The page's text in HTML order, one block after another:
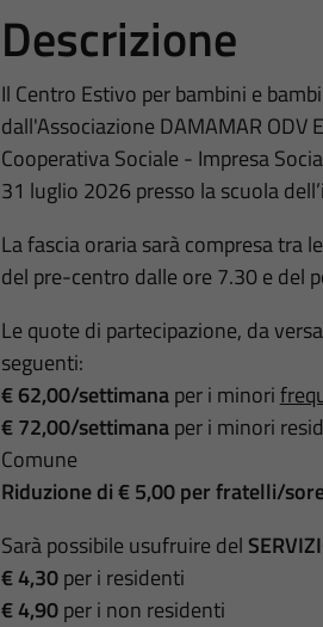
Descrizione
Il Centro Estivo per bambini e
dall'Associazione DAMAMAR ODV
Cooperativa Sociale - Impresa
31 luglio 2026 presso la scuola
La fascia oraria sarà compresa tra
del pre-centro dalle ore 7.30 e del
Le quote di partecipazione, da
seguenti:
€ 62,00/settimanaper i minori
€ 72,00/settimanaper i minori
Comune
Riduzione di € 5,00 per fratelli/
Sarà possibile usufruire del
€ 4,30per i residenti
€ 4,90per i non residenti